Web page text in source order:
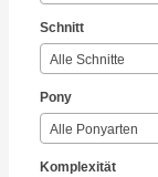
Schnitt
Alle Schnitte
Pony
Alle Ponyarten
Komplexität